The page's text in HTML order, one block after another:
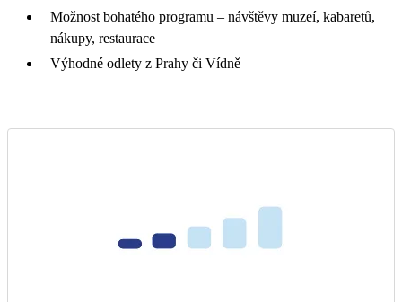
Možnost bohatého programu – návštěvy muzeí, kabaretů,
nákupy, restaurace
Výhodné odlety z Prahy či Vídně